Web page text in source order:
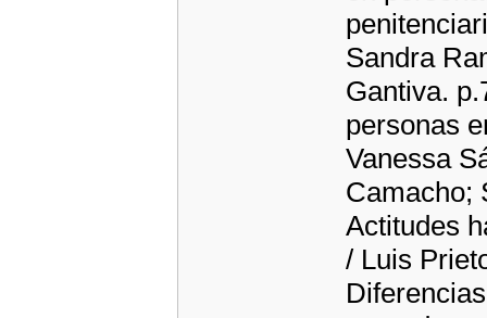
Sandra
Gantiva.
personas
Vanessa
Camacho;
Actitudes
/ Luis